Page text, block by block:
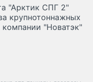
"Арктик СПГ 2"
крупнотоннажных
"Новатэк"